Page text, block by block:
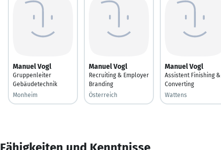
Manuel Vogl
Gruppenleiter
Gebäudetechnik
Monheim
Manuel Vogl
Recruiting & Employer
Branding
Österreich
Manuel Vogl
Assistent Finishing &
Converting
Wattens